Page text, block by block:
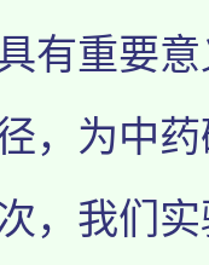
有重要
，为中
，我们